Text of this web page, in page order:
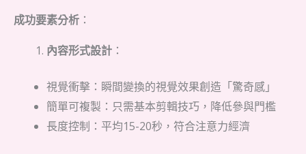
成功要素分析 ：
內容形式設計 ：
視覺衝擊：瞬間變換的視覺效果創造「驚奇感」
簡單可複製：只需基本剪輯技巧，降低參與門檻
長度控制：平均15-20秒，符合注意力經濟